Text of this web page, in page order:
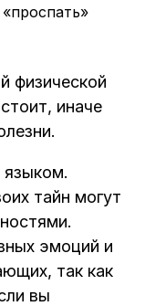
физической
иначе
тайн могут
эмоций и
так как
вы